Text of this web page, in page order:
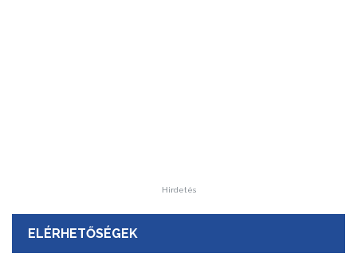
Hirdetés
ELÉRHETŐSÉGEK